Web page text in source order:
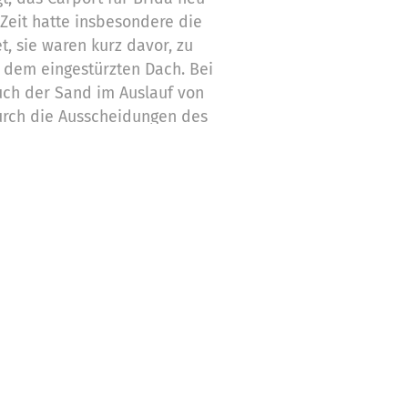
hatte insbesondere die
sie waren kurz davor, zu
eingestürzten Dach. Bei
der Sand im Auslauf von
die Ausscheidungen des
kann Brida wieder
durchführen. Die
sich sehr herzlich die
Angestellten des